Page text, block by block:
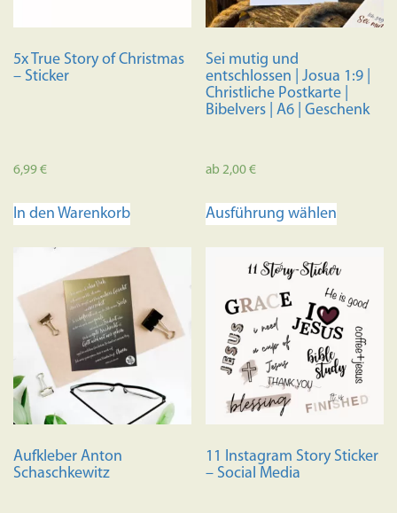
5x True Story of Christmas
– Sticker
6,99€
In den Warenkorb
Sei mutig und
entschlossen | Josua 1:9 |
Christliche Postkarte |
Bibelvers | A6 | Geschenk
ab2,00€
Ausführung wählen
auf.
Die
können
auf
gewählt
Aufkleber Anton
Schaschkewitz
11 Instagram Story Sticker
– Social Media